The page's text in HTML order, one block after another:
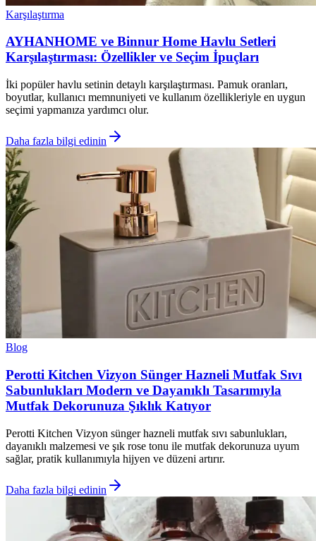
Karşılaştırma
AYHANHOME ve Binnur Home Havlu Setleri
Karşılaştırması: Özellikler ve Seçim İpuçları
İki popüler havlu setinin detaylı karşılaştırması. Pamuk oranları,
boyutlar, kullanıcı memnuniyeti ve kullanım özellikleriyle en uygun
seçimi yapmanıza yardımcı olur.
Daha fazla bilgi edinin
Blog
Perotti Kitchen Vizyon Sünger Hazneli Mutfak Sıvı
Sabunlukları Modern ve Dayanıklı Tasarımıyla
Mutfak Dekorunuza Şıklık Katıyor
Perotti Kitchen Vizyon sünger hazneli mutfak sıvı sabunlukları,
dayanıklı malzemesi ve şık rose tonu ile mutfak dekorunuza uyum
sağlar, pratik kullanımıyla hijyen ve düzeni artırır.
Daha fazla bilgi edinin